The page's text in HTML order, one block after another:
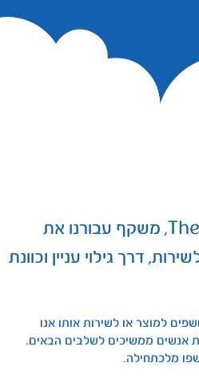
המשפך השיווקי, או באנגלית The Marketing Funnel, משקף עבורנו את
דרך גילוי עניין וכוונת
למוצר או לשירות אותו אנו
אנשים ממשיכים לשלבים הבאים.
מלכתחילה.